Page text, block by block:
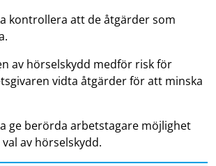
kontrollera att de åtgärder som
av hörselskydd medför risk för
vidta åtgärder för att minska
ge berörda arbetstagare möjlighet
av hörselskydd.